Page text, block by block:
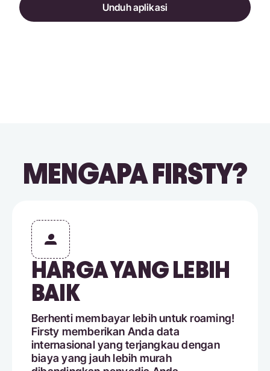
Unduh aplikasi
MENGAPA FIRSTY?
HARGA YANG LEBIH
BAIK
Berhenti membayar lebih untuk roaming!
Firsty memberikan Anda data
internasional yang terjangkau dengan
biaya yang jauh lebih murah